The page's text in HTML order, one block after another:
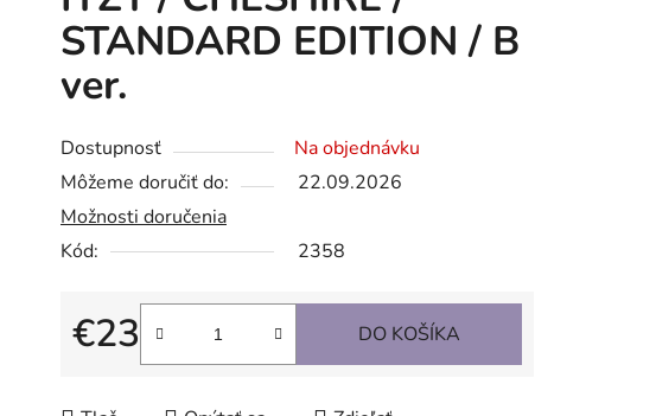
STANDARD EDITION / B
ver.
Dostupnosť
Na objednávku
Môžeme doručiť do:
22.09.2026
Možnosti doručenia
Kód:
2358
€23
Jednotková cena:
DO KOŠÍKA